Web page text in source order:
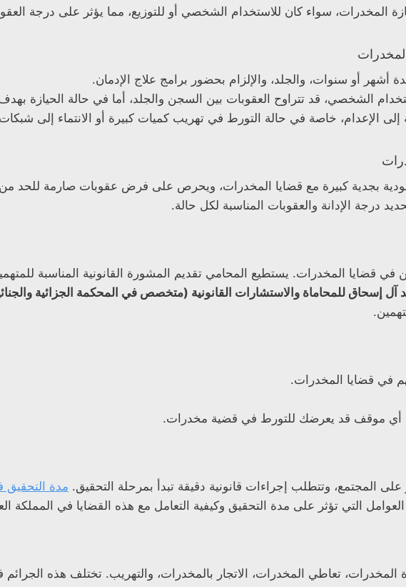
المخدرات، سواء كان للاستخدام الشخصي أو للتوزيع، مما يؤثر على درجة
أو سنوات، والجلد، والإلزام بحضور برامج علاج الإدمان.
الشخصي، قد تتراوح العقوبات بين السجن والجلد، أما في حالة الحيازة
الإعدام، خاصة في حالة التورط في تهريب كميات كبيرة أو الانتماء إلى
بجدية كبيرة مع قضايا المخدرات، ويحرص على فرض عقوبات صارمة للحد من
درجة الإدانة والعقوبات المناسبة لكل حالة.
قضايا المخدرات. يستطيع المحامي تقديم المشورة القانونية المناسبة
إسحاق للمحاماة والاستشارات القانونية (متخصص في المحكمة الجزائية
في قضايا المخدرات.
موقف قد يعرضك للتورط في قضية مخدرات.
المجتمع، وتتطلب إجراءات قانونية دقيقة تبدأ بمرحلة التحقيق. مدة التحقيق
التي تؤثر على مدة التحقيق وكيفية التعامل مع هذه القضايا في المملكة
تعاطي المخدرات، الاتجار بالمخدرات، والتهريب. تختلف هذه الجرائم